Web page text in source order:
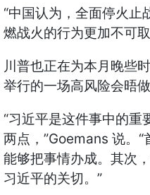
“中国认为，全面停火止
燃战火的行为更加不可
川普也正在为本月晚些
举行的一场高风险会晤做
“习近平是这件事中的重
两点， ”Goemans 说。 “
能够把事情办成。其次
习近平的关切。 ”